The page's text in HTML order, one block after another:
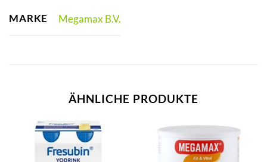
MARKE Megamax B.V.
ÄHNLICHE PRODUKTE